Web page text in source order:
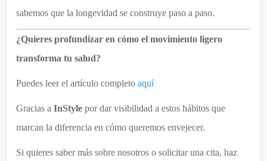
sabemos que la longevidad se construye paso a paso.
¿Quieres profundizar en cómo el movimiento ligero
transforma tu salud?
Puedes leer el artículo completo aquí
Gracias a InStyle por dar visibilidad a estos hábitos que
marcan la diferencia en cómo queremos envejecer.
Si quieres saber más sobre nosotros o solicitar una cita, haz